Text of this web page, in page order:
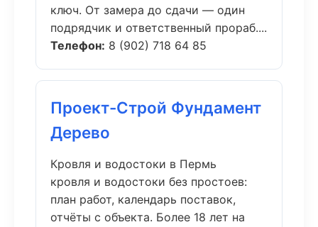
ключ. От замера до сдачи — один
подрядчик и ответственный прораб....
Телефон: 8 (902) 718 64 85
Проект-Строй Фундамент
Дерево
Кровля и водостоки в Пермь
кровля и водостоки без простоев:
план работ, календарь поставок,
отчёты с объекта. Более 18 лет на